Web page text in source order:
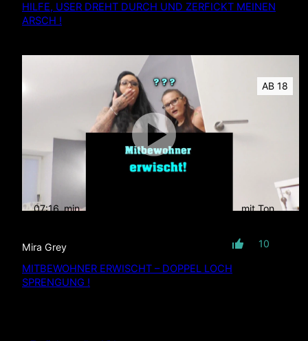
HILFE, USER DREHT DURCH UND ZERFICKT MEINEN
ARSCH !
AB 18
07:16 min mit Ton
Mira Grey 10
MITBEWOHNER ERWISCHT – DOPPEL LOCH
SPRENGUNG !